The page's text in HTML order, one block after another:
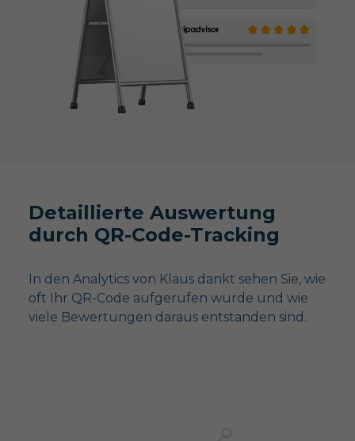
Detaillierte Auswertung
durch QR-Code-Tracking
In den Analytics von Klaus dankt sehen Sie, wie
oft Ihr QR-Code aufgerufen wurde und wie
viele Bewertungen daraus entstanden sind.